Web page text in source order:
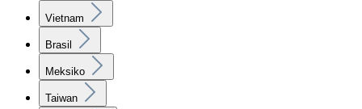
Vietnam
Brasil
Meksiko
Taiwan